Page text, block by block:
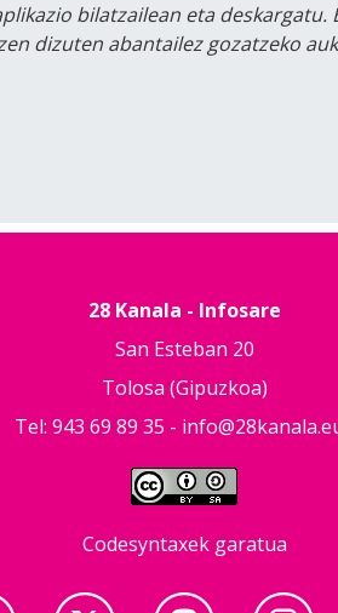
bilatzailean eta deskargatu.
dizuten abantailez gozatzeko
28 Kanala - Infosare
San Esteban 20
Tolosa (Gipuzkoa)
Tel: 943 69 89 35 -
Codesyntaxek garatua